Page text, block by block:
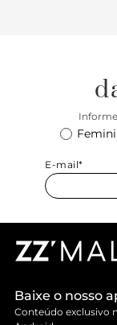
E-mail*
Baixe o nosso
Conteúdo exclusivo